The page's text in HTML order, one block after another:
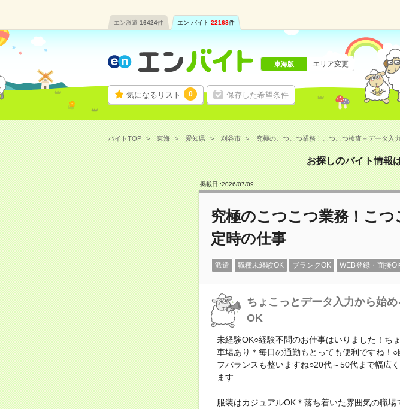
エン派遣 16424件 エン バイト 22168件
気になるリスト 0 保存した希望条件
東海版 エリア変更
バイトTOP 東海 愛知県 刈谷市 究極のこつこつ業務！こつこつ検査＋データ入
お探しのバイト情報
掲載日 :2026/07/09
究極のこつこつ業務！こ
定時の仕事
派遣 職種未経験OK ブランクOK WEB登録・面接
ちょこっとデータ入力から始
OK
未経験OK○経験不問のお仕事はいりました！ち
車場あり＊毎日の通勤もとっても便利ですね！
フバランスも整いますね○20代～50代まで幅広
ます
服装はカジュアルOK＊落ち着いた雰囲気の職